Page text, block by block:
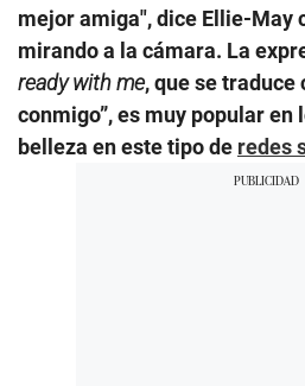
mejor amiga", dice Ellie-May
mirando a la cámara. La
ready with me, que se traduce
conmigo”, es muy popular en
belleza en este tipo de redes